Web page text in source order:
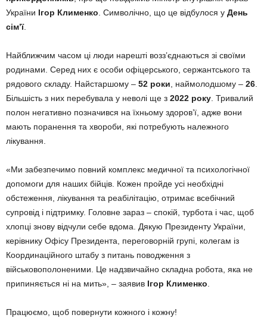
України Ігор Клименко. Символічно, що це відбулося у День
сімʼї.
Найближчим часом ці люди нарешті возз’єднаються зі своїми
родинами. Серед них є особи офіцерського, сержантського та
рядового складу. Найстаршому – 52 роки, наймолодшому – 26.
Більшість з них перебувала у неволі ще з 2022 року. Тривалий
полон негативно позначився на їхньому здоров’ї, адже вони
мають поранення та хвороби, які потребують належного
лікування.
«Ми забезпечимо повний комплекс медичної та психологічної
допомоги для наших бійців. Кожен пройде усі необхідні
обстеження, лікування та реабілітацію, отримає всебічний
супровід і підтримку. Головне зараз – спокій, турбота і час, щоб
хлопці знову відчули себе вдома. Дякую Президенту України,
керівнику Офісу Президента, переговорній групі, колегам із
Координаційного штабу з питань поводження з
військовополоненими. Це надзвичайно складна робота, яка не
припиняється ні на мить», – заявив Ігор Клименко.
Працюємо, щоб повернути кожного і кожну!